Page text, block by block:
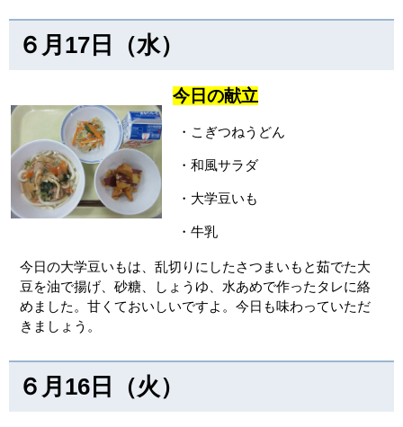
６月17日（水）
今日の献立
・こぎつねうどん
・和風サラダ
・大学豆いも
・牛乳
今日の大学豆いもは、乱切りにしたさつまいもと茹でた大
豆を油で揚げ、砂糖、しょうゆ、水あめで作ったタレに絡
めました。甘くておいしいですよ。今日も味わっていただ
きましょう。
６月16日（火）